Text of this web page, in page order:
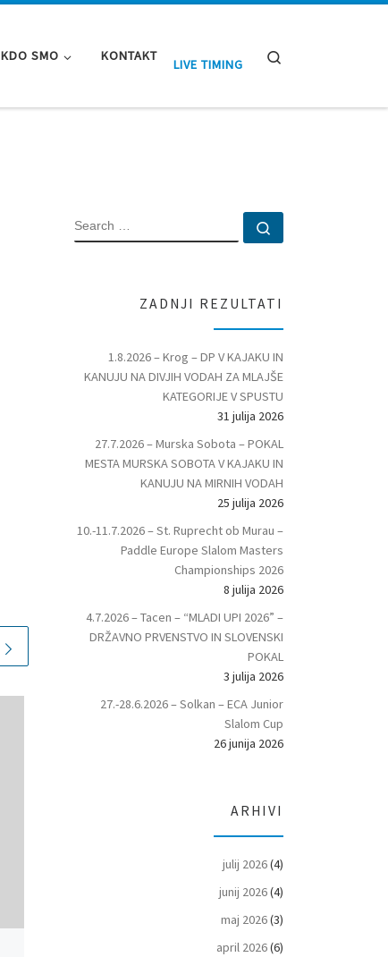
KDO SMO KONTAKT
LIVE TIMING
SEARCH
ZADNJI REZULTATI
1.8.2026 – Krog – DP V KAJAKU IN
KANUJU NA DIVJIH VODAH ZA MLAJŠE
KATEGORIJE V SPUSTU
31 julija 2026
27.7.2026 – Murska Sobota – POKAL
MESTA MURSKA SOBOTA V KAJAKU IN
KANUJU NA MIRNIH VODAH
25 julija 2026
10.-11.7.2026 – St. Ruprecht ob Murau –
Paddle Europe Slalom Masters
Championships 2026
8 julija 2026
4.7.2026 – Tacen – “MLADI UPI 2026” –
DRŽAVNO PRVENSTVO IN SLOVENSKI
POKAL
3 julija 2026
27.-28.6.2026 – Solkan – ECA Junior
Slalom Cup
26 junija 2026
ARHIVI
julij 2026(4)
junij 2026(4)
maj 2026(3)
april 2026(6)